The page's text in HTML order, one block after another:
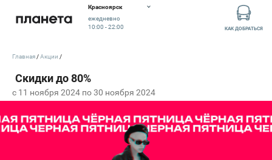
Красноярск
ежедневно
10:00 - 22:00
КАК ДОБРАТЬСЯ
c 11 ноября 2024 по 30 ноября 2024
Главная Акции